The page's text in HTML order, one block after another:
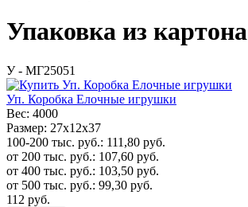
Упаковка из картона
У - МГ25051
Уп. Коробка Елочные игрушки
Вес: 4000
Размер: 27x12x37
100-200 тыс. руб.: 111,80 руб.
от 200 тыс. руб.: 107,60 руб.
от 400 тыс. руб.: 103,50 руб.
от 500 тыс. руб.: 99,30 руб.
112 руб.